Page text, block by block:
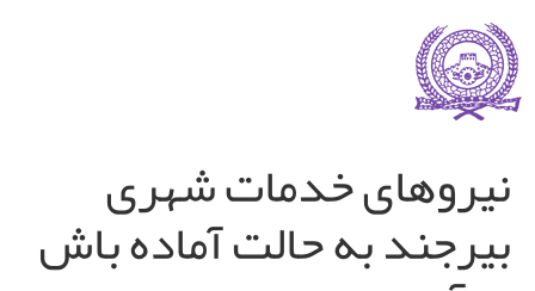
نیروهای خدمات شهری
بیرجند به حالت آماده باش